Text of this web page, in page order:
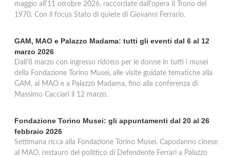
maggio all'11 ottobre 2026, raccordate dall'opera Il Trono del
1970. Con il focus Stato di quiete di Giovanni Ferrario.
GAM, MAO e Palazzo Madama: tutti gli eventi dal 6 al 12
marzo 2026
Dall'8 marzo con ingresso ridotto per le donne in tutti i musei
della Fondazione Torino Musei, alle visite guidate tematiche alla
GAM, al MAO e a Palazzo Madama, fino alla conferenza di
Massimo Cacciari il 12 marzo.
Fondazione Torino Musei: gli appuntamenti dal 20 al 26
febbraio 2026
Settimana ricca alla Fondazione Torino Musei. Capodanno cinese
al MAO, restauro del polittico di Defendente Ferrari a Palazzo